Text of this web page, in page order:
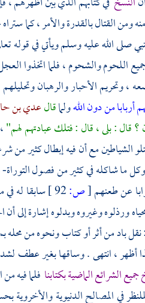
ومن القتال بالقدرة والأمر ، كما
صلى الله عليه وسلم ويأتي في قوله
اللحوم والشحوم ، فلما اتخذوا
وتحريم الأحبار والرهبان
أربابا من دون اللهولماقالعدي بن
؟ قال : بلى ، قال : فتلك عبادتهم لهم"
الشياطين مع أن فيه إبطال كثير
شاكله في كثير من فصول التوراة-
عن طعنهم[ص:
سابقا له
ورذلوه وغيروه وبدلوه إشارة إلى أن
: نقل باد من أثر أو كتاب ونحوه من محله
أظهر ، انتهى . وساقها بغير عطف
الشرائع الماضية بكتابنا فلما فيه
في المصالح الدنيوية